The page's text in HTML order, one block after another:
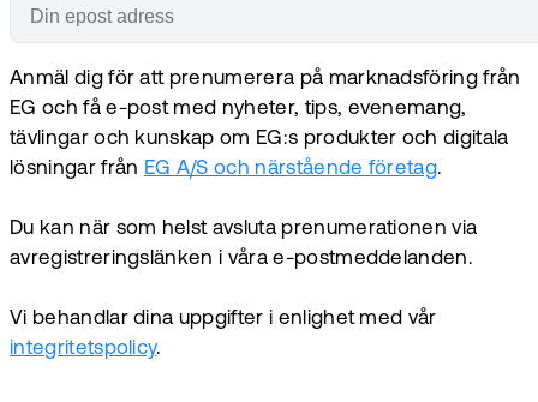
Anmäl dig för att prenumerera på marknadsföring från
EG och få e-post med nyheter, tips, evenemang,
tävlingar och kunskap om EG:s produkter och digitala
lösningar från EG A/S och närstående företag.
Du kan när som helst avsluta prenumerationen via
avregistreringslänken i våra e-postmeddelanden.
Vi behandlar dina uppgifter i enlighet med vår
integritetspolicy.